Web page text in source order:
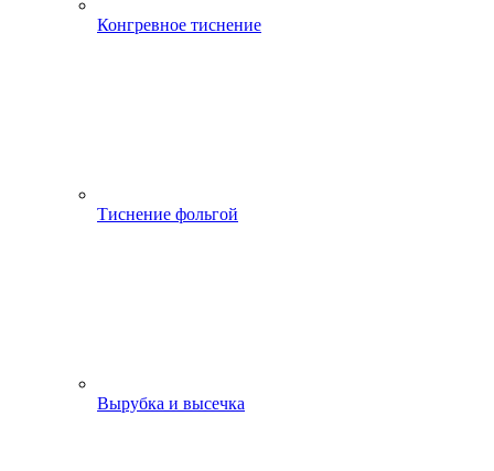
Конгревное тиснение
Тиснение фольгой
Вырубка и высечка